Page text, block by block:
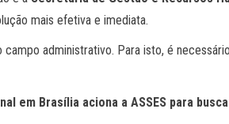
mais efetiva e imediata.
administrativo. Para isto, é
em Brasília aciona a ASSES para